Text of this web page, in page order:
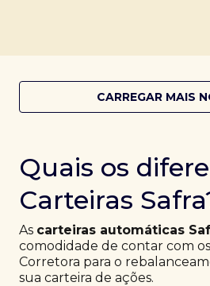
CARREGAR MAIS
Quais os
Carteiras
As carteiras automáticas
comodidade de contar com
Corretora para o
sua carteira de ações.